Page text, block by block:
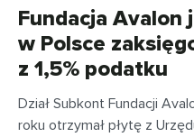
Fundacja Avalon
w Polsce
z 1,5% podatku
Dział Subkont Fundacji
roku otrzymał płytę z